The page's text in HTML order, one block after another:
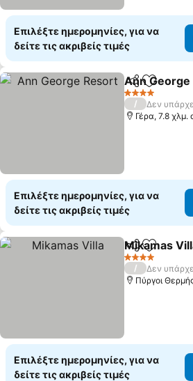
Επιλέξτε ημερομηνίες, για να
δείτε τις ακριβείς τιμές
Κοινοποίηση
Ann
4 Αστέρια
/
Δεν
Γέρα, 7.8 χλμ.
Επιλέξτε ημερομηνίες, για να
δείτε τις ακριβείς τιμές
Κοινοποίηση
Mikamas
4 Αστέρια
/
Δεν
Πύργοι
Επιλέξτε ημερομηνίες, για να
δείτε τις ακριβείς τιμές